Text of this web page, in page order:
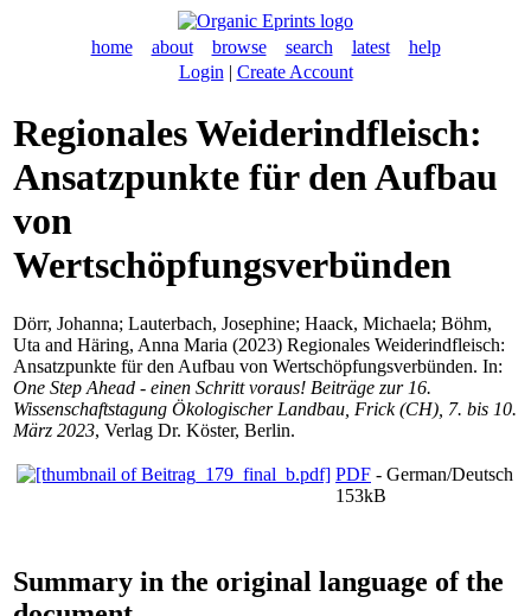
home about browse search latest
help
Login | Create Account
Regionales Weiderindfleisch:
Ansatzpunkte für den Aufbau
von
Wertschöpfungsverbünden
Dörr, Johanna; Lauterbach, Josephine; Haack, Michaela; Böhm,
Uta and Häring, Anna Maria (2023) Regionales Weiderindfleisch:
Ansatzpunkte für den Aufbau von Wertschöpfungsverbünden. In:
One Step Ahead - einen Schritt voraus! Beiträge zur 16.
Wissenschaftstagung Ökologischer Landbau, Frick (CH), 7. bis 10.
März 2023, Verlag Dr. Köster, Berlin.
PDF - German/Deutsch
153kB
Summary in the original language of the